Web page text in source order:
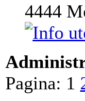
4444
Pagina: 1